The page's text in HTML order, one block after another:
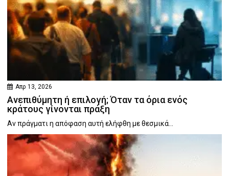
Απρ 13, 2026
Ανεπιθύμητη ή επιλογή; Όταν τα όρια ενός
κράτους γίνονται πράξη
Αν πράγματι η απόφαση αυτή ελήφθη με θεσμικά...